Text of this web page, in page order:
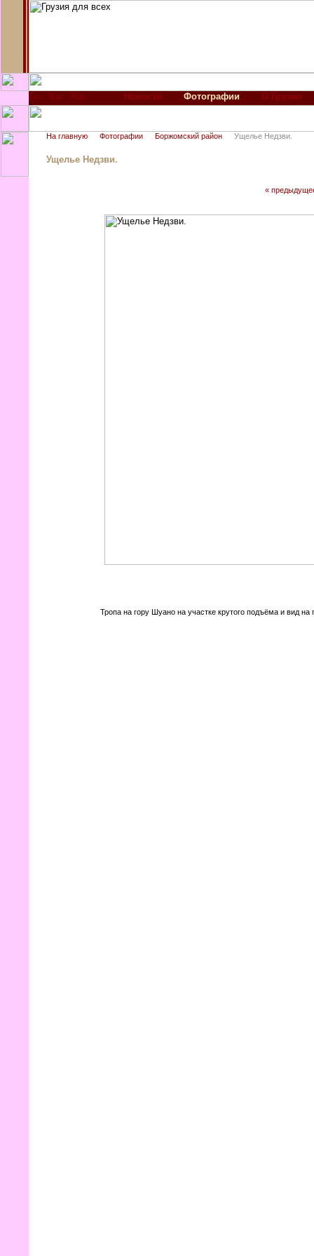
Новости Фотографии О Грузии
На главную Фотографии Боржомский район Ущелье Недзви.
Ущелье Недзви.
«
Тропа на гору Шуано на участке крутого подъёма и вид на